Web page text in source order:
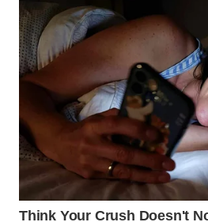
SIMALUNGUN
WN
LABUHANBATU
TAPANULI
TENGAH
WN DELI
SERDANG